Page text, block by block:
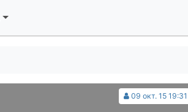
09 окт. 15 19:31